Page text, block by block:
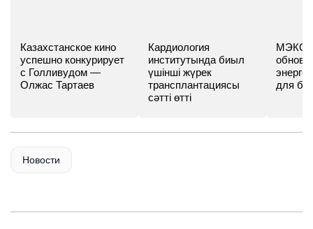
Казахстанское кино
успешно конкурирует
с Голливудом —
Олжас Тартаев
Кардиология
институтында биыл
үшінші жүрек
трансплантациясы
сәтті өтті
МЭКС -
для
Новости